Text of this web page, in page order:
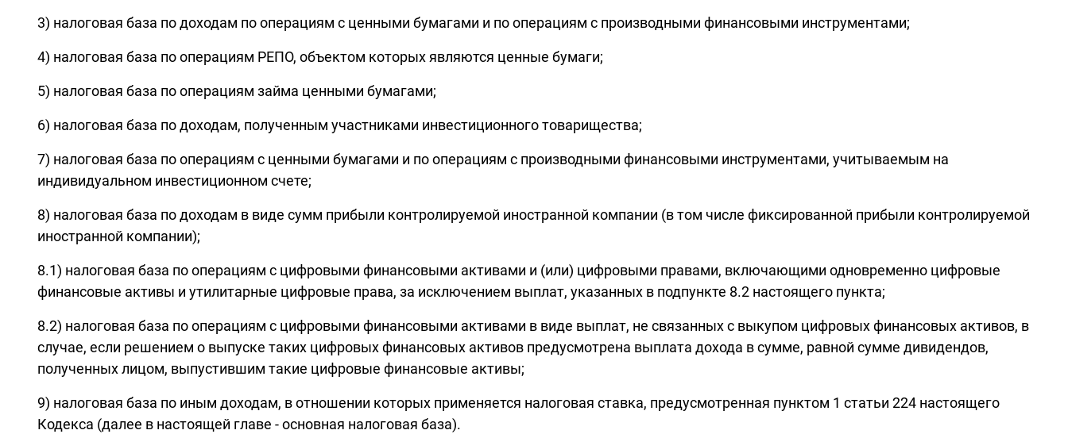
3) налоговая база по доходам по операциям с ценными бумагами и по операциям с производными финансовыми инструментами;
4) налоговая база по операциям РЕПО, объектом которых являются ценные бумаги;
5) налоговая база по операциям займа ценными бумагами;
6) налоговая база по доходам, полученным участниками инвестиционного товарищества;
7) налоговая база по операциям с ценными бумагами и по операциям с производными финансовыми инструментами, учитываемым на
индивидуальном инвестиционном счете;
8) налоговая база по доходам в виде сумм прибыли контролируемой иностранной компании (в том числе фиксированной прибыли контролируемой
иностранной компании);
8.1) налоговая база по операциям с цифровыми финансовыми активами и (или) цифровыми правами, включающими одновременно цифровые
финансовые активы и утилитарные цифровые права, за исключением выплат, указанных в подпункте 8.2 настоящего пункта;
8.2) налоговая база по операциям с цифровыми финансовыми активами в виде выплат, не связанных с выкупом цифровых финансовых активов, в
случае, если решением о выпуске таких цифровых финансовых активов предусмотрена выплата дохода в сумме, равной сумме дивидендов,
полученных лицом, выпустившим такие цифровые финансовые активы;
9) налоговая база по иным доходам, в отношении которых применяется налоговая ставка, предусмотренная пунктом 1 статьи 224 настоящего
Кодекса (далее в настоящей главе - основная налоговая база).